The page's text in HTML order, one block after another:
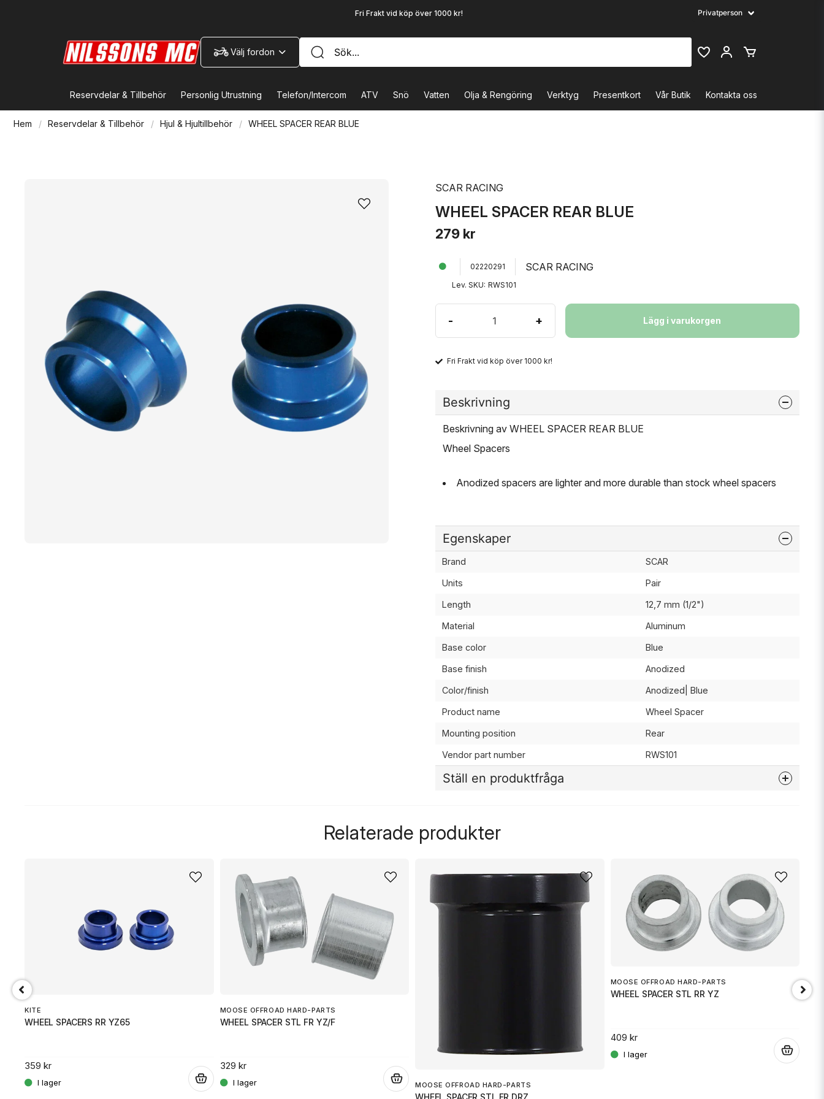
Fri Frakt vid köp över 1000 kr!
Välj fordon
Reservdelar & Tillbehör Personlig Utrustning Telefon/Intercom ATV Snö Vatten Olja & Rengöring Verktyg Presentkort Vår Butik Kontakta oss
Hem Reservdelar & Tillbehör Hjul & Hjultillbehör WHEEL SPACER REAR BLUE
SCAR RACING
WHEEL SPACER REAR BLUE
279 kr
02220291 SCAR RACING
Lev. SKU: RWS101
- + Lägg i varukorgen
Fri Frakt vid köp över 1000 kr!
Beskrivning
Beskrivning av WHEEL SPACER REAR BLUE
Wheel Spacers
Anodized spacers are lighter and more durable than stock wheel spacers
Egenskaper
Brand SCAR
Units Pair
Length 12,7 mm (1/2")
Material Aluminum
Base color Blue
Base finish Anodized
Color/finish Anodized| Blue
Product name Wheel Spacer
Mounting position Rear
Vendor part number RWS101
Ställ en produktfråga
name
Namn Mejladress
Relaterade produkter
KITE
WHEEL SPACERS RR YZ65
359 kr
MOOSE OFFROAD HARD-PARTS
WHEEL SPACER STL FR YZ/F
329 kr
MOOSE OFFROAD HARD-PARTS
WHEEL SPACER STL FR DRZ
MOOSE OFFROAD HARD-PARTS
WHEEL SPACER STL RR YZ
409 kr
RR